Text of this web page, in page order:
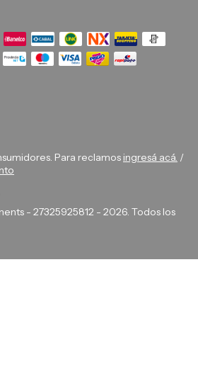
Para reclamos ingresá acá. /
- 27325925812 - 2026. Todos los